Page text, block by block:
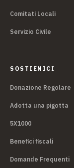
Comitati Locali
Servizio Civile
SOSTIENICI
Donazione Regolare
Adotta una pigotta
5X1000
Benefici fiscali
Domande Frequenti